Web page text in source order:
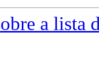
a lista